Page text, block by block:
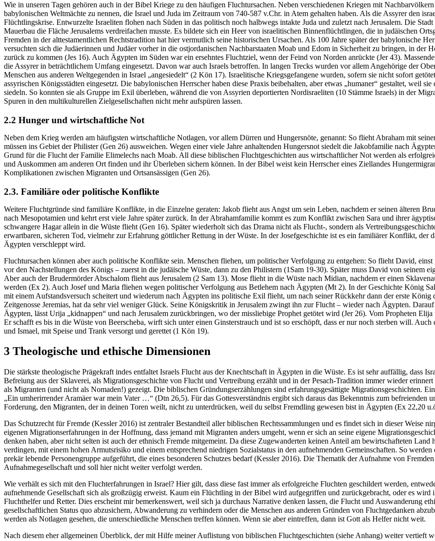
Wie in unseren Tagen gehören auch in der Bibel Kriege zu den häufigen Fluchtursachen. Neben verschiedenen Kriegen mit
babylonischen Weltmächte zu nennen, die Israel und Juda im Zeitraum von 740-587 v.Chr. in Atem gehalten haben. Als die Assyrer den
Flüchtlingskrise. Entwurzelte Israeliten flohen nach Süden in das politisch noch halbwegs intakte Juda und zuletzt nach Jerusalem. Die
Mauerbau die Fläche Jerusalems verdreifachen musste. Es bildete sich ein Heer von israelitischen Binnenflüchtlingen, die in judäischen
Fremden in der alttestamentlichen Rechtstradition hat hier vermutlich seine historischen Ursachen. Als 100 Jahre später der babylonische
versuchten sich die Judäerinnen und Judäer vorher in die ostjordanischen Nachbarstaaten Moab und Edom in Sicherheit zu bringen, in der
zurück zu kommen (Jes 16). Auch Ägypten im Süden war ein ersehntes Fluchtziel, wenn der Feind von Norden anrückte (Jer 43).
die Assyrer in beträchtlichem Umfang eingesetzt. Davon war auch Israels betroffen. In langen Trecks wurden vor allem Angehörige der
Menschen aus anderen Weltgegenden in Israel „angesiedelt“ (2 Kön 17). Israelitische Kriegsgefangene wurden, sofern sie nicht sofort
assyrischen Königsstädten eingesetzt. Die babylonischen Herrscher haben diese Praxis beibehalten, aber etwas „humaner“ gestaltet, weil
siedeln. So konnten sie als Gruppe im Exil überleben, während die von Assyrien deportierten Nordisraeliten (10 Stämme Israels) in der
Spuren in den multikulturellen Zielgesellschaften nicht mehr aufspüren lassen.
2.2 Hunger und wirtschaftliche Not
Neben dem Krieg werden am häufigsten wirtschaftliche Notlagen, vor allem Dürren und Hungersnöte, genannt: So flieht Abraham mit
müssen ins Gebiet der Philister (Gen 26) ausweichen. Wegen einer viele Jahre anhaltenden Hungersnot siedelt die Jakobfamilie nach
Grund für die Flucht der Familie Elimelechs nach Moab. All diese biblischen Fluchtgeschichten aus wirtschaftlicher Not werden als
und Auskommen am anderen Ort finden und ihr Überleben sichern können. In der Bibel weist kein Herrscher eines Ziellandes
Komplikationen zwischen Migranten und Ortsansässigen (Gen 26).
2.3. Familiäre oder politische Konflikte
Weitere Fluchtgründe sind familiäre Konflikte, in die Einzelne geraten: Jakob flieht aus Angst um sein Leben, nachdem er seinen älteren
nach Mesopotamien und kehrt erst viele Jahre später zurück. In der Abrahamfamilie kommt es zum Konflikt zwischen Sara und ihrer
schwangere Hagar allein in die Wüste flieht (Gen 16). Später wiederholt sich das Drama nicht als Flucht-, sondern als
erwartbaren, sicheren Tod, vielmehr zur Erfahrung göttlicher Rettung in der Wüste. In der Josefgeschichte ist es ein familiärer Konflikt, der
Ägypten verschleppt wird.
Fluchtursachen können aber auch politische Konflikte sein. Menschen fliehen, um politischer Verfolgung zu entgehen: So flieht David,
vor den Nachstellungen des Königs – zuerst in die judäische Wüste, dann zu den Philistern (1Sam 19-30). Später muss David von seinem
Aber auch der Brudermörder Abschalom flieht aus Jerusalem (2 Sam 13). Mose flieht in die Wüste nach Midian, nachdem er einen
werden (Ex 2). Auch Josef und Maria fliehen wegen politischer Verfolgung aus Betlehem nach Ägypten (Mt 2). In der Geschichte König
mit einem Aufstandsversuch scheitert und wiederum nach Ägypten ins politische Exil flieht, um nach seiner Rückkehr dann der erste
Zeitgenosse Jeremias, hat da sehr viel weniger Glück. Seine Königskritik in Jerusalem zwingt ihn zur Flucht – wieder nach Ägypten.
Ägypten, lässt Urija „kidnappen“ und nach Jerusalem zurückbringen, wo der missliebige Prophet getötet wird (Jer 26). Vom Propheten
Er schafft es bis in die Wüste von Beerscheba, wirft sich unter einen Ginsterstrauch und ist so erschöpft, dass er nur noch sterben will.
und Ismael, mit Speise und Trank versorgt und gerettet (1 Kön 19).
3 Theologische und ethische Dimensionen
Die stärkste theologische Prägekraft indes entfaltet Israels Flucht aus der Knechtschaft in Ägypten in die Wüste. Es ist sehr auffällig, dass
Befreiung aus der Sklaverei, als Migrationsgeschichte von Flucht und Vertreibung erzählt und in der Pesach-Tradition immer wieder
als Migranten (und nicht als Nomaden!) gezeigt. Die biblischen Gründungserzählungen sind erfahrungsgesättigte Migrationsgeschichten.
„Ein umherirrender Aramäer war mein Vater …“ (Dtn 26,5). Für das Gottesverständnis ergibt sich daraus das Bekenntnis zum
Forderung, den Migranten, der in deinen Toren weilt, nicht zu unterdrücken, weil du selbst Fremdling gewesen bist in Ägypten (Ex 22,20
Das Schutzrecht für Fremde (Kessler 2016) ist zentraler Bestandteil aller biblischen Rechtssammlungen und es findet sich in dieser Weise
eigenen Migrationserfahrungen in der Hoffnung, dass jemand mit Migranten anders umgeht, wenn er sich an seine eigene
denken haben, aber nicht selten ist auch der ethnisch Fremde mitgemeint. Da diese Zugewanderten keinen Anteil am bewirtschafteten
verdingen, mit einem hohen Armutsrisiko und einem entsprechend niedrigen Sozialstatus in den aufnehmenden Gemeinschaften. So
prekär lebende Personengruppe aufgeführt, die eines besonderen Schutzes bedarf (Kessler 2016). Die Thematik der Aufnahme von
Aufnahmegesellschaft und soll hier nicht weiter verfolgt werden.
Wie verhält es sich mit den Fluchterfahrungen in Israel? Hier gilt, dass diese fast immer als erfolgreiche Fluchten geschildert werden,
aufnehmende Gesellschaft sich als großzügig erweist. Kaum ein Flüchtling in der Bibel wird aufgegriffen und zurückgebracht, oder es
Fluchthelfer und Retter. Dies erscheint mir bemerkenswert, weil sich ja durchaus Narrative denken lassen, die Flucht und Auswanderung
gesellschaftlichen Status quo abzusichern, Abwanderung zu verhindern oder die Menschen aus anderen Gründen von Fluchtgedanken
werden als Notlagen gesehen, die unterschiedliche Menschen treffen können. Wenn sie aber eintreffen, dann ist Gott als Helfer nicht weit.
Nach diesem eher allgemeinen Überblick, der mit Hilfe meiner Auflistung von biblischen Fluchtgeschichten (siehe Anhang) weiter vertieft